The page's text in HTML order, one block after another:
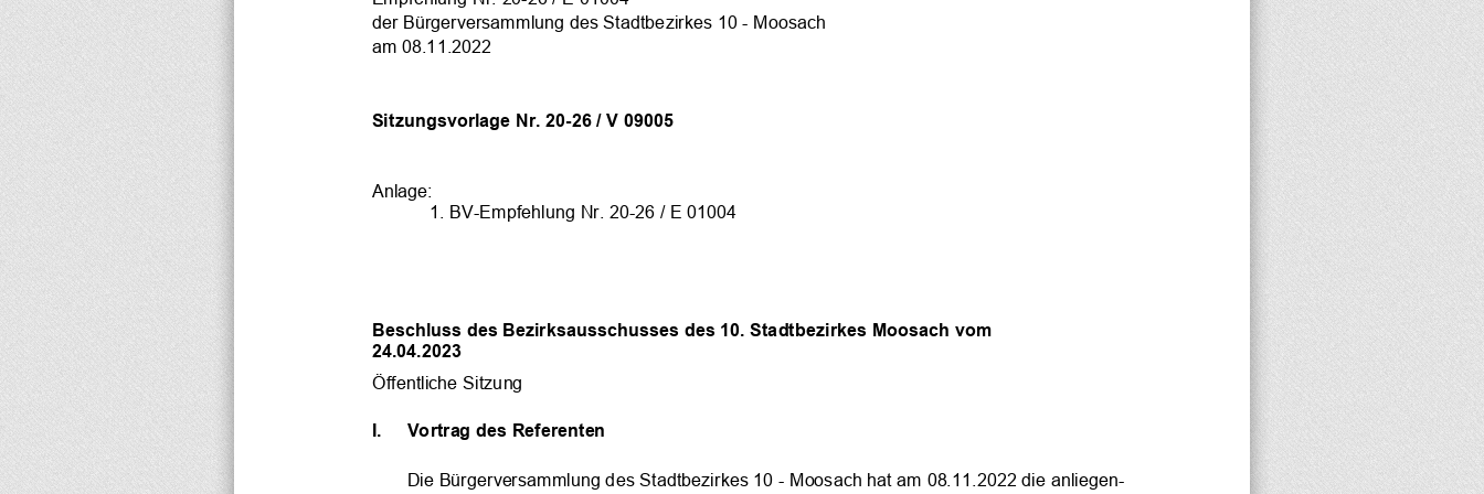
der Bürgerversammlung des Stadtbezirkes 10 - Moosach
am 08.11.2022
Sitzungsvorlage Nr. 20-26 / V 09005
Anlage:
1. BV-Empfehlung Nr. 20-26 / E 01004
Beschluss des Bezirksausschusses des 10. Stadtbezirkes Moosach vom
24.04.2023
Öffentliche Sitzung
I.  Vortrag des Referenten
Die Bürgerversammlung des Stadtbezirkes 10 - Moosach hat am 08.11.2022 die anliegen-